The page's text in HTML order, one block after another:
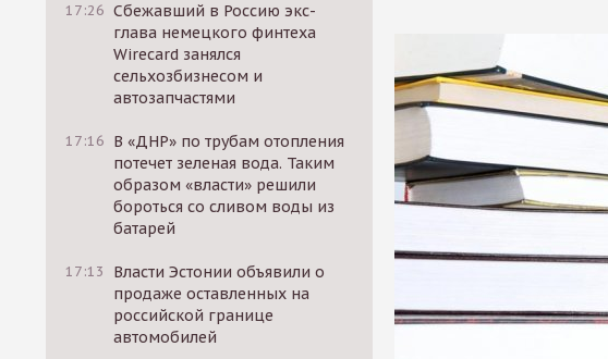
17:26 Сбежавший в Россию экс-
глава немецкого финтеха
Wirecard занялся
сельхозбизнесом и
автозапчастями
17:16 В «ДНР» по трубам отопления
потечет зеленая вода. Таким
образом «власти» решили
бороться со сливом воды из
батарей
17:13
Власти Эстонии объявили о
продаже оставленных на
российской границе
автомобилей